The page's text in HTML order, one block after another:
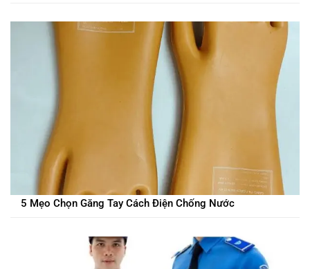
5 Mẹo Chọn Găng Tay Cách Điện Chống Nước